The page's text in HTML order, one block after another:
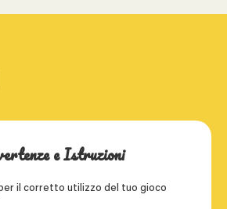
e Istruzioni
il corretto utilizzo del tuo gioco